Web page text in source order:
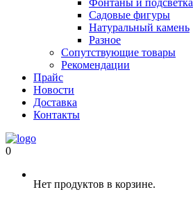
Фонтаны и подсветка
Садовые фигуры
Натуральный камень
Разное
Сопутствующие товары
Рекомендации
Прайс
Новости
Доставка
Контакты
0
Нет продуктов в корзине.